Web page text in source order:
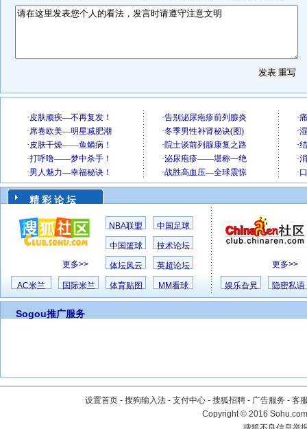
精 彩 论 坛
更多>>
NBA联盟 中国足球
中国篮球 技术论坛
体坛风云 英超论坛
AC米兰 国际米兰 体育贴图 MM看球
更多>>
娱乐旮旯 隐密私语
Sogou推广服务
设置首页 - 搜狗输入法 - 支付中心 - 搜狐招聘 - 广告服务 - 客
Copyright©2016